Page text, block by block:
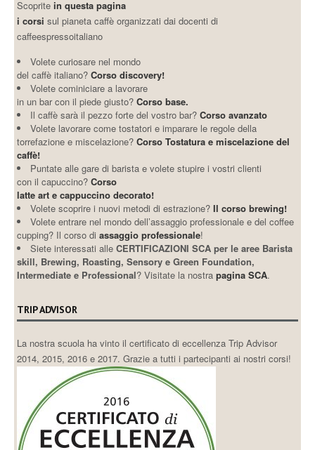
Scopritein questa pagina
i corsi sul pianeta caffè organizzati dai docenti di
caffeespressoitaliano
Volete curiosare nel mondo
del caffè italiano? Corso discovery!
Volete cominiciare a lavorare
in un bar con il piede giusto? Corso base.
Il caffè sarà il pezzo forte del vostro bar?Corso avanzato
Volete lavorare come tostatori e imparare le regole della
torrefazione e miscelazione?Corso Tostatura e miscelazione del
caffè!
Puntate alle gare di barista e volete stupire i vostri clienti
con il capuccino?Corso
latte art e cappuccino decorato!
Volete scoprire i nuovi metodi di estrazione?Il corso brewing!
Volete entrare nel mondo dell’assaggio professionale e del coffee
cupping? Il corso diassaggio professionale!
Siete interessati alleCERTIFICAZIONI SCA per le aree Barista
skill, Brewing, Roasting, Sensory e Green Foundation,
Intermediate e Professional? Visitate la nostrapagina SCA.
TRIP ADVISOR
La nostra scuola ha vinto il certificato di eccellenza Trip Advisor
2014, 2015, 2016 e 2017. Grazie a tutti i partecipanti ai nostri corsi!